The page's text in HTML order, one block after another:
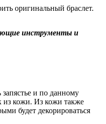
оригинальный браслет.
инструменты и
и по данному
из кожи. Из кожи также
будет декорироваться